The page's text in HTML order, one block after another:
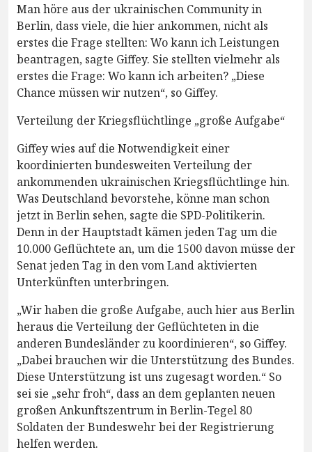
Man höre aus der ukrainischen Community in
Berlin, dass viele, die hier ankommen, nicht als
erstes die Frage stellten: Wo kann ich Leistungen
beantragen, sagte Giffey. Sie stellten vielmehr als
erstes die Frage: Wo kann ich arbeiten? „Diese
Chance müssen wir nutzen“, so Giffey.
Verteilung der Kriegsflüchtlinge „große Aufgabe“
Giffey wies auf die Notwendigkeit einer
koordinierten bundesweiten Verteilung der
ankommenden ukrainischen Kriegsflüchtlinge hin.
Was Deutschland bevorstehe, könne man schon
jetzt in Berlin sehen, sagte die SPD-Politikerin.
Denn in der Hauptstadt kämen jeden Tag um die
10.000 Geflüchtete an, um die 1500 davon müsse der
Senat jeden Tag in den vom Land aktivierten
Unterkünften unterbringen.
„Wir haben die große Aufgabe, auch hier aus Berlin
heraus die Verteilung der Geflüchteten in die
anderen Bundesländer zu koordinieren“, so Giffey.
„Dabei brauchen wir die Unterstützung des Bundes.
Diese Unterstützung ist uns zugesagt worden.“ So
sei sie „sehr froh“, dass an dem geplanten neuen
großen Ankunftszentrum in Berlin-Tegel 80
Soldaten der Bundeswehr bei der Registrierung
helfen werden.